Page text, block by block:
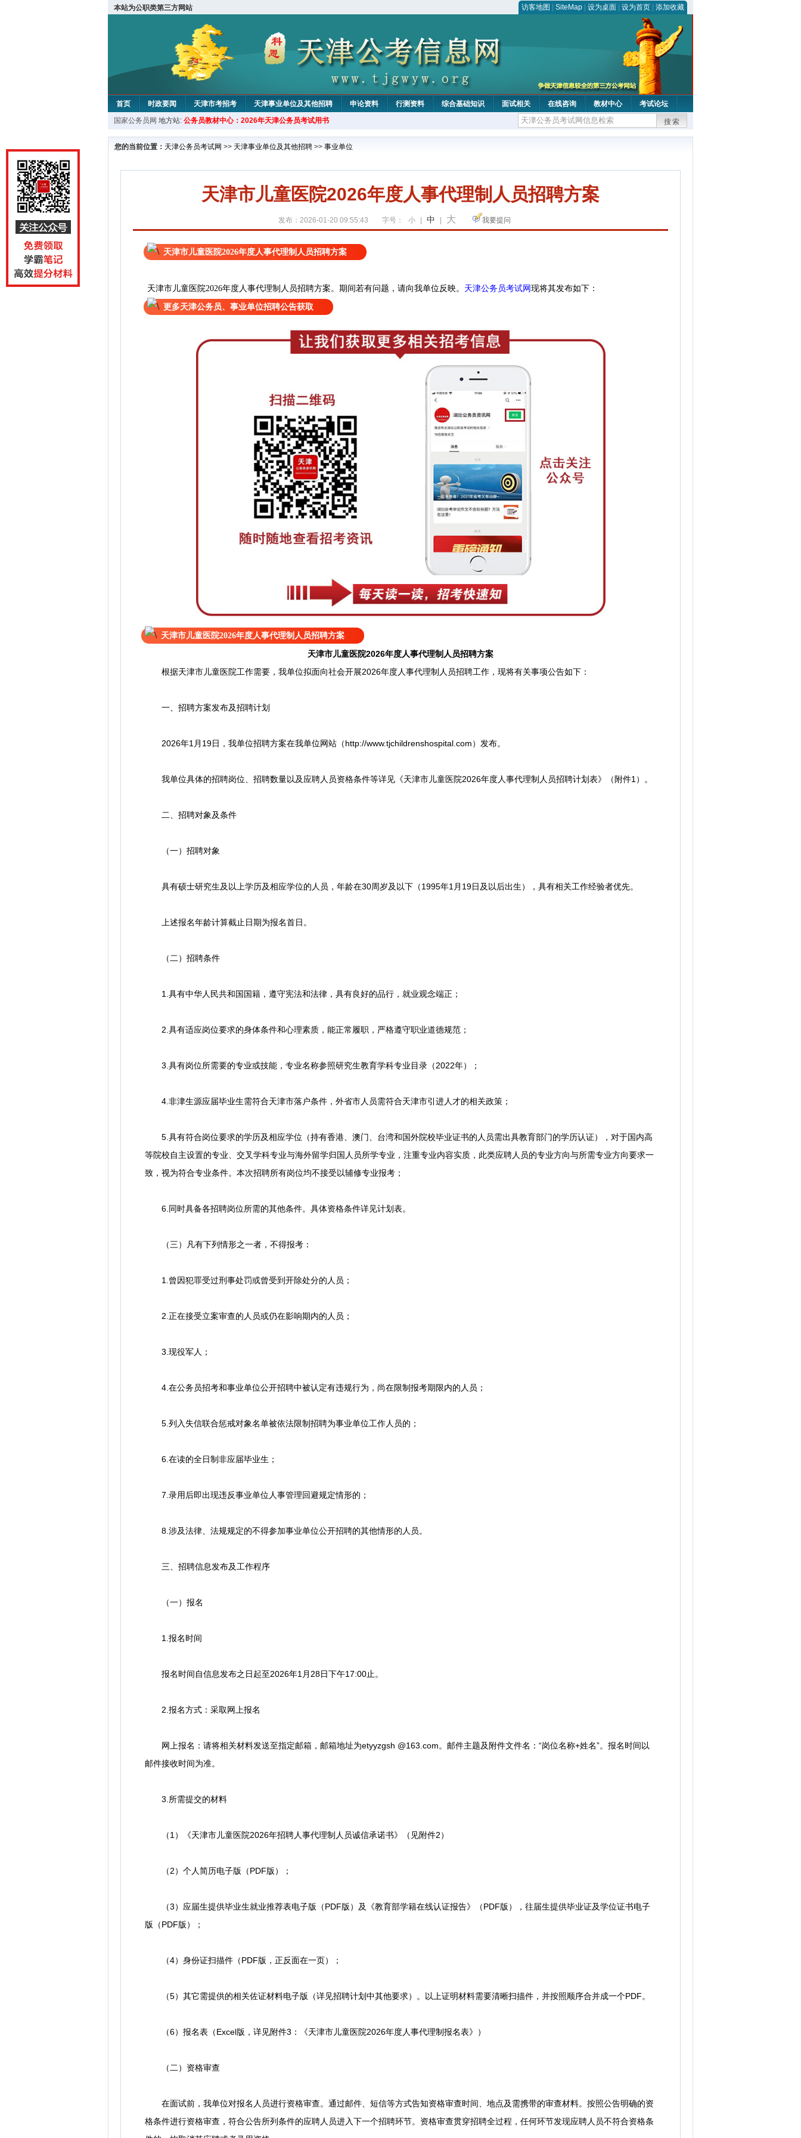
本站为公职类第三方网站 访客地图 SiteMap 设为桌面 设为首页 添加收藏
首页 时政要闻 天津市考招考 天津事业单位及其他招聘 申论资料 行测资料 综合基础知识 面试相关 在线咨询 教材中心 考试论坛
教材中心
国家公务员网 地方站: 公务员教材中心：2026年天津公务员考试用书 搜索
您的当前位置： 天津公务员考试网 >> 天津事业单位及其他招聘 >> 事业单位
天津市儿童医院2026年度人事代理制人员招聘方案
发布：2026-01-20 09:55:43 字号： 小 中 大 我要提问
天津市儿童医院2026年度人事代理制人员招聘方案
天津市儿童医院2026年度人事代理制人员招聘方案。 期间若有问题，请向我单位反映。 天津公务员考试网现将其发布如下：
更多天津公务员、事业单位招聘公告获取
天津市儿童医院2026年度人事代理制人员招聘方案
天津市儿童医院2026年度人事代理制人员招聘方案
根据天津市儿童医院工作需要，我单位拟面向社会开展2026年度人事代理制人员招聘工作，现将有关事项公告如下：
一、招聘方案发布及招聘计划
2026年1月19日，我单位招聘方案在我单位网站（http://www.tjchildrenshospital.com）发布。
我单位具体的招聘岗位、招聘数量以及应聘人员资格条件等详见《天津市儿童医院2026年度人事代理制人员招聘计划表》（附件1）。
二、招聘对象及条件
（一）招聘对象
具有硕士研究生及以上学历及相应学位的人员，年龄在30周岁及以下（1995年1月19日及以后出生），具有相关工作经验者优先。
上述报名年龄计算截止日期为报名首日。
（二）招聘条件
1.具有中华人民共和国国籍，遵守宪法和法律，具有良好的品行，就业观念端正；
2.具有适应岗位要求的身体条件和心理素质，能正常履职，严格遵守职业道德规范；
3.具有岗位所需要的专业或技能，专业名称参照研究生教育学科专业目录（2022年）；
4.非津生源应届毕业生需符合天津市落户条件，外省市人员需符合天津市引进人才的相关政策；
5.具有符合岗位要求的学历及相应学位（持有香港、澳门、台湾和国外院校毕业证书的人员需出具教育部门的学历认证），对于国内高
等院校自主设置的专业、交叉学科专业与海外留学归国人员所学专业，注重专业内容实质，此类应聘人员的专业方向与所需专业方向要求一
致，视为符合专业条件。本次招聘所有岗位均不接受以辅修专业报考；
6.同时具备各招聘岗位所需的其他条件。具体资格条件详见计划表。
（三）凡有下列情形之一者，不得报考：
1.曾因犯罪受过刑事处罚或曾受到开除处分的人员；
2.正在接受立案审查的人员或仍在影响期内的人员；
3.现役军人；
4.在公务员招考和事业单位公开招聘中被认定有违规行为，尚在限制报考期限内的人员；
5.列入失信联合惩戒对象名单被依法限制招聘为事业单位工作人员的；
6.在读的全日制非应届毕业生；
7.录用后即出现违反事业单位人事管理回避规定情形的；
8.涉及法律、法规规定的不得参加事业单位公开招聘的其他情形的人员。
三、招聘信息发布及工作程序
（一）报名
1.报名时间
报名时间自信息发布之日起至2026年1月28日下午17:00止。
2.报名方式：采取网上报名
网上报名：请将相关材料发送至指定邮箱，邮箱地址为etyyzgsh @163.com。邮件主题及附件文件名：“岗位名称+姓名”。报名时间以
邮件接收时间为准。
3.所需提交的材料
（1）《天津市儿童医院2026年招聘人事代理制人员诚信承诺书》（见附件2）
（2）个人简历电子版（PDF版）；
（3）应届生提供毕业生就业推荐表电子版（PDF版）及《教育部学籍在线认证报告》（PDF版），往届生提供毕业证及学位证书电子
版（PDF版）；
（4）身份证扫描件（PDF版，正反面在一页）；
（5）其它需提供的相关佐证材料电子版（详见招聘计划中其他要求）。以上证明材料需要清晰扫描件，并按照顺序合并成一个PDF。
（6）报名表（Excel版，详见附件3：《天津市儿童医院2026年度人事代理制报名表》）
（二）资格审查
在面试前，我单位对报名人员进行资格审查。通过邮件、短信等方式告知资格审查时间、地点及需携带的审查材料。按照公告明确的资
格条件进行资格审查，符合公告所列条件的应聘人员进入下一个招聘环节。资格审查贯穿招聘全过程，任何环节发现应聘人员不符合资格条